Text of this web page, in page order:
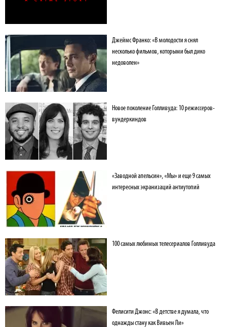
с Евгением
Хлебникова
Джеймс Франко: «В молодости я снял
несколько фильмов, которыми был дико
недоволен»
Новое поколение Голливуда: 10 режиссеров-
вундеркиндов
«Заводной апельсин», «Мы» и еще 9 самых
интересных экранизаций антиутопий
100 самых любимых телесериалов Голливуда
Фелисити Джонс: «В детстве я думала, что
однажды стану как Вивьен Ли»